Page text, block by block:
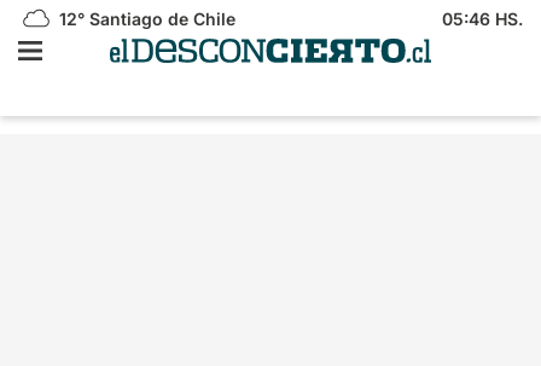
12° Santiago de Chile 05:46 HS.